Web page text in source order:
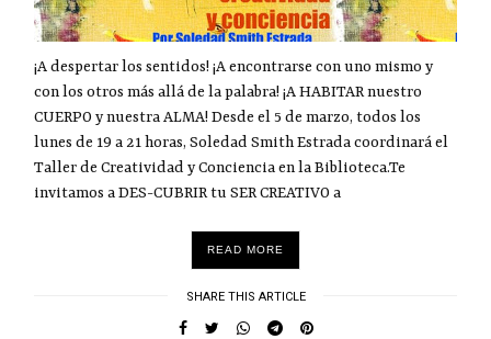
¡A despertar los sentidos! ¡A encontrarse con uno mismo y
con los otros más allá de la palabra! ¡A HABITAR nuestro
CUERPO y nuestra ALMA! Desde el 5 de marzo, todos los
lunes de 19 a 21 horas, Soledad Smith Estrada coordinará el
Taller de Creatividad y Conciencia en la Biblioteca.Te
invitamos a DES-CUBRIR tu SER CREATIVO a
READ MORE
SHARE THIS ARTICLE